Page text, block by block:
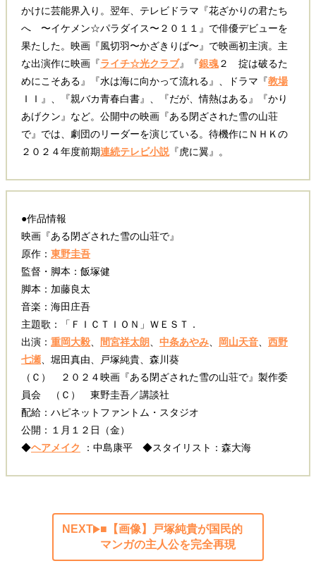
かけに芸能界入り。翌年、テレビドラマ『花ざかりの君たち
へ 〜イケメン☆パラダイス〜２０１１』で俳優デビューを
果たした。映画『風切羽〜かざきりば〜』で映画初主演。主
な出演作に映画『ライチ☆光クラブ』『銀魂２ 掟は破るた
めにこそある』『水は海に向かって流れる』、ドラマ『教場
ＩＩ』、『親バカ青春白書』、『だが、情熱はある』『かり
あげクン』など。公開中の映画『ある閉ざされた雪の山荘
で』では、劇団のリーダーを演じている。待機作にＮＨＫの
２０２４年度前期連続テレビ小説 『虎に翼』。
●作品情報
映画『ある閉ざされた雪の山荘で』
原作： 東野圭吾
監督・脚本：飯塚健
脚本：加藤良太
音楽：海田庄吾
主題歌：「ＦＩＣＴＩＯＮ」ＷＥＳＴ．
出演： 重岡大毅 間宮祥太朗 中条あやみ 岡山天音
西野
七瀬 、堀田真由、戸塚純貴、森川葵
（Ｃ） ２０２４映画『ある閉ざされた雪の山荘で』製作委
員会 （Ｃ） 東野圭吾／講談社
配給：ハピネットファントム・スタジオ
公開：１月１２日（金）
◆ヘアメイク ：中島康平 ◆スタイリスト：森大海
NEXT
■【画像】戸塚純貴が国民的
マンガの主人公を完全再現